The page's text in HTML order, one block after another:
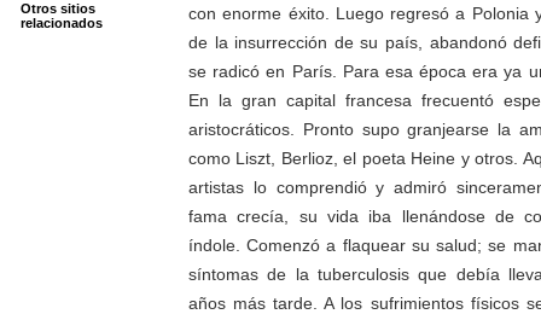
Otros sitios
relacionados
con enorme éxito. Luego regresó a Polonia
de la insurrección de su país, abandonó
se radicó en París. Para esa época era ya
En la gran capital francesa frecuentó
aristocráticos. Pronto supo granjearse la
como Liszt , Berlioz, el poeta Heine y otros.
artistas lo comprendió y admiró
fama crecía, su vida iba llenándose de
índole. Comenzó a flaquear su salud; se
síntomas de la tuberculosis que debía
años más tarde. A los sufrimientos físicos